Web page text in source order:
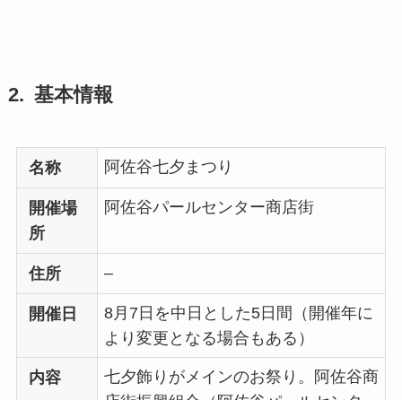
基本情報
名称 阿佐谷七夕まつり
開催場
所
阿佐谷パールセンター商店街
住所 –
開催日
8月7日を中日とした5日間（開催年に
より変更となる場合もある）
内容
七夕飾りがメインのお祭り。阿佐谷商